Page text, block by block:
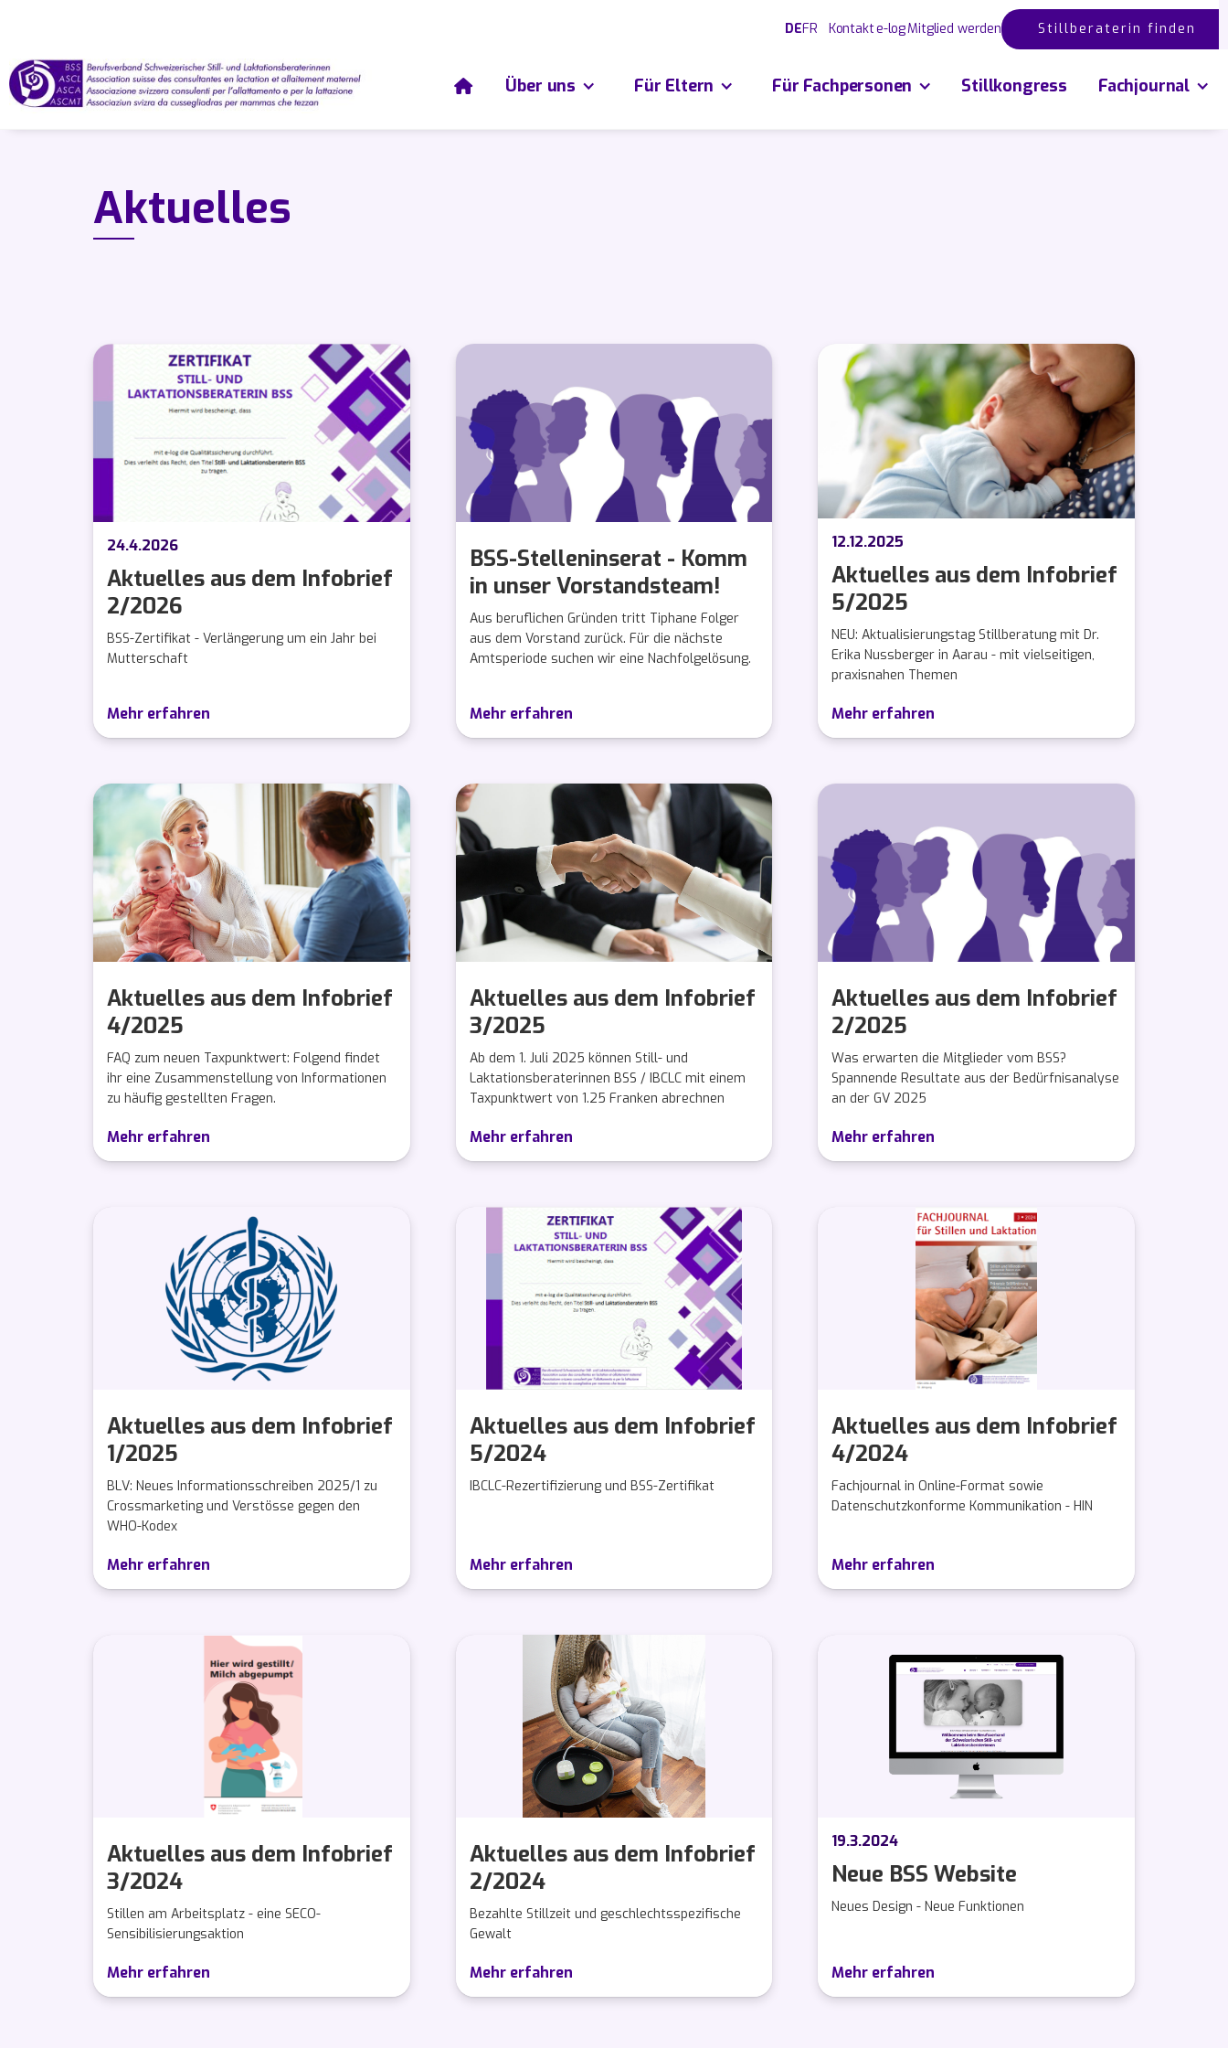
DEFR Kontakte-logMitglied werden Stillberaterin finden
 Über uns Für Eltern Für Fachpersonen Stillkongress Fachjournal
Aktuelles
24.4.2026
Aktuelles aus dem Infobrief
2/2026
BSS-Zertifikat - Verlängerung um ein Jahr bei
Mutterschaft
Mehr erfahren
BSS-Stelleninserat - Komm
in unser Vorstandsteam!
Aus beruflichen Gründen tritt Tiphane Folger
aus dem Vorstand zurück. Für die nächste
Amtsperiode suchen wir eine Nachfolgelösung.
Mehr erfahren
12.12.2025
Aktuelles aus dem Infobrief
5/2025
NEU: Aktualisierungstag Stillberatung mit Dr.
Erika Nussberger in Aarau - mit vielseitigen,
praxisnahen Themen
Mehr erfahren
Aktuelles aus dem Infobrief
4/2025
FAQ zum neuen Taxpunktwert: Folgend findet
ihr eine Zusammenstellung von Informationen
zu häufig gestellten Fragen.
Mehr erfahren
Aktuelles aus dem Infobrief
3/2025
Ab dem 1. Juli 2025 können Still- und
Laktationsberaterinnen BSS / IBCLC mit einem
Taxpunktwert von 1.25 Franken abrechnen
Mehr erfahren
Aktuelles aus dem Infobrief
2/2025
Was erwarten die Mitglieder vom BSS?
Spannende Resultate aus der Bedürfnisanalyse
an der GV 2025
Mehr erfahren
Aktuelles aus dem Infobrief
1/2025
BLV: Neues Informationsschreiben 2025/1 zu
Crossmarketing und Verstösse gegen den
WHO-Kodex
Mehr erfahren
Aktuelles aus dem Infobrief
5/2024
IBCLC-Rezertifizierung und BSS-Zertifikat
Mehr erfahren
Aktuelles aus dem Infobrief
4/2024
Fachjournal in Online-Format sowie
Datenschutzkonforme Kommunikation - HIN
Mehr erfahren
Aktuelles aus dem Infobrief
3/2024
Stillen am Arbeitsplatz - eine SECO-
Sensibilisierungsaktion
Mehr erfahren
Aktuelles aus dem Infobrief
2/2024
Bezahlte Stillzeit und geschlechtsspezifische
Gewalt
Mehr erfahren
19.3.2024
Neue BSS Website
Neues Design - Neue Funktionen
Mehr erfahren